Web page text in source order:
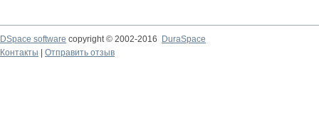
DSpace software copyright © 2002-2016
DuraSpace
Контакты
Отправить отзыв